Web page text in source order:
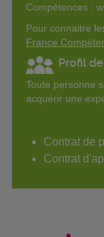
Compétences :
Pour connaitre
France
Profil
Toute personne
acquérir une
Contrat de
Contrat